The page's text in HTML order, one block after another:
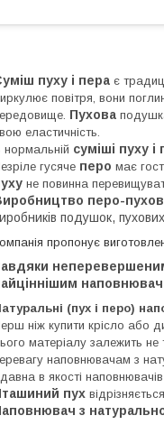
пуху і пера є
повітря, вони
Пухова
еластичність.
нормальній суміші пуху і
гусяче перо має
не повинна
перо-
подушок,
пропонує
неперевершеним
(пух і перо)
ніж купити крісло або
матеріалу залежить
наповнювачам з
в якості
пух
з